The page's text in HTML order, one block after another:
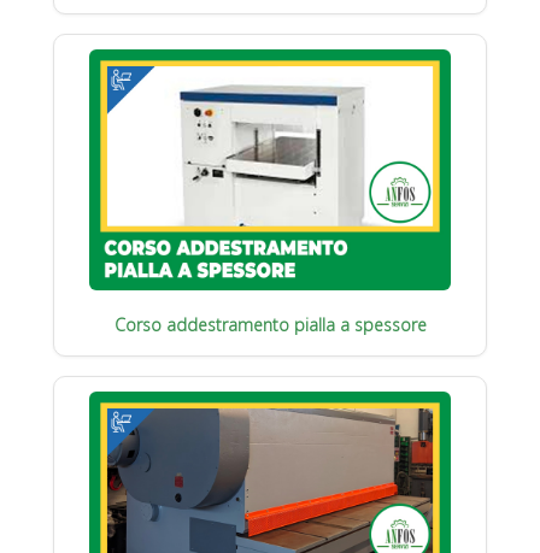
Corso addestramento pialla a spessore